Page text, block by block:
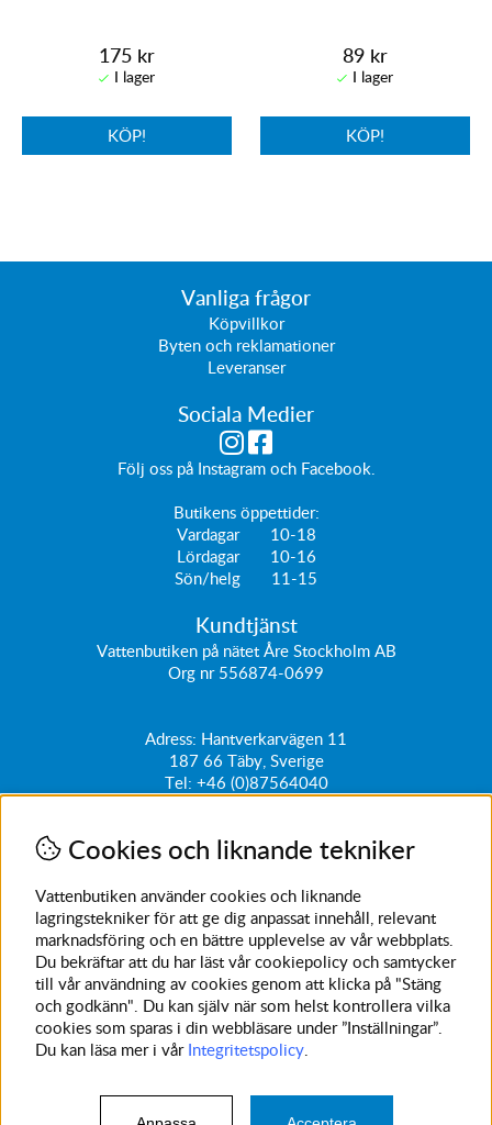
175 kr
KÖP!
89 kr
KÖP!
Vanliga frågor
Köpvillkor
Byten och reklamationer
Leveranser
Sociala Medier
Följ oss på Instagramoch Facebook
Butikens öppettider:
Vardagar 10-18
Lördagar 10-16
Sön/helg 11-15
Kundtjänst
Vattenbutiken på nätet Åre Stockholm AB
Org nr 556874-0699
Adress: Hantverkarvägen 11
187 66 Täby, Sverige
Tel: +46 (0)87564040
kundtjanst@vattenbutiken.se
Få vårt nyhetsbrev
Ange din e-post nedan för att ta del av nyheter och
erbjudanden
SKICKA
Avanmäl nyhetsbrev
Cookies och liknande tekniker
Vattenbutiken använder cookies och liknande
lagringstekniker för att ge dig anpassat innehåll, relevant
marknadsföring och en bättre upplevelse av vår webbplats.
Du bekräftar att du har läst vår cookiepolicy och samtycker
till vår användning av cookies genom att klicka på "Stäng
och godkänn". Du kan själv när som helst kontrollera vilka
cookies som sparas i din webbläsare under ”Inställningar”.
Du kan läsa mer i vår Integritetspolicy.